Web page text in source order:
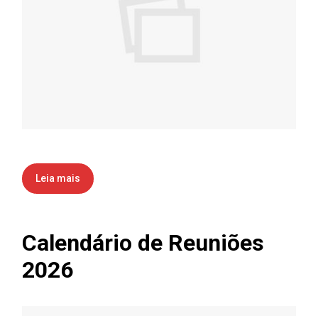
Leia mais
Calendário de Reuniões
2026